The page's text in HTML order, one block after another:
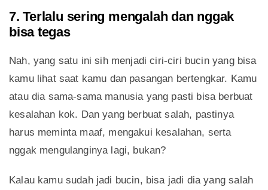
7. Terlalu sering mengalah dan nggak
bisa tegas
Nah, yang satu ini sih menjadi ciri-ciri bucin yang bisa
kamu lihat saat kamu dan pasangan bertengkar. Kamu
atau dia sama-sama manusia yang pasti bisa berbuat
kesalahan kok. Dan yang berbuat salah, pastinya
harus meminta maaf, mengakui kesalahan, serta
nggak mengulanginya lagi, bukan?
Kalau kamu sudah jadi bucin, bisa jadi dia yang salah